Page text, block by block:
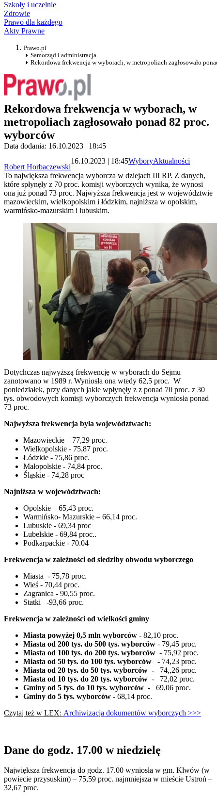
Szkoły i uczelnie
Zdrowie
Prawo dla każdego
Akty Prawne
Prawo.pl
Samorząd i administracja
Rekordowa frekwencja w wyborach, w metropoliach zagłosowało
Rekordowa frekwencja w wyborach, w
metropoliach zagłosowało ponad 82 proc.
wyborców
Data dodania: 16.10.2023 | 18:45
Robert Horbaczewski
16.10.2023 | 18:45WyboryAktualności
To największa frekwencja wyborcza w dziejach III RP. Z danych,
które spłynęły z 70 proc. komisji wyborczych wynika, że wynosi
ona już ponad 73 proc. Najwyższa frekwencja jest w województwie
mazowieckim, wielkopolskim i łódzkim, najniższa w opolskim,
warmińsko-mazurskim i lubuskim.
Dotychczas najwyższą frekwencję w wyborach do Sejmu
zanotowano w 1989 r. Wyniosła ona wtedy 62,5 proc. W
poniedziałek, przy danych jakie wpłynęły z z ponad 70 proc. z 30
tys. obwodowych komisji wyborczych frekwencja wyniosła ponad
73 proc.
Najwyższa frekwencja była województwach:
Mazowieckie – 77,29 proc.
Wielkopolskie - 75,87 proc.
Łódzkie - 75,86 proc.
Małopolskie - 74,84 proc.
Śląskie - 74,28 proc
Najniższa w województwach:
Opolskie – 65,43 proc.
Warmińsko- Mazurskie – 66,14 proc.
Lubuskie - 69,34 proc
Lubelskie - 69,84 proc..
Podkarpackie - 70.04
Frekwencja w zależności od siedziby obwodu wyborczego
Miasta - 75,78 proc.
Wieś - 70,44 proc.
Zagranica - 90,55 proc.
Statki -93,66 proc.
Frekwencja w zależności od wielkości gminy
Miasta powyżej 0,5 mln wyborców - 82,10 proc.
Miasta od 200 tys. do 500 tys. wyborców - 79,45 proc.
Miasta od 100 tys. do 200 tys. wyborców - 75,92 proc.
Miasta od 50 tys. do 100 tys. wyborców - 74,23 proc.
Miasta od 20 tys. do 50 tys. wyborców - 74,,26 proc.
Miasta od 10 tys. do 20 tys. wyborców - 72,02 proc.
Gminy od 5 tys. do 10 tys. wyborców - 69,06 proc.
Gminy do 5 tys. wyborców - 68,14 proc.
Czytaj też w LEX: Archiwizacja dokumentów wyborczych >>>
Dane do godz. 17.00 w niedzielę
Największa frekwencja do godz. 17.00 wyniosła w gm. Klwów (w
powiecie przysuskim) – 75,59 proc. najmniejsza w mieście Ustroń –
32,67 proc.